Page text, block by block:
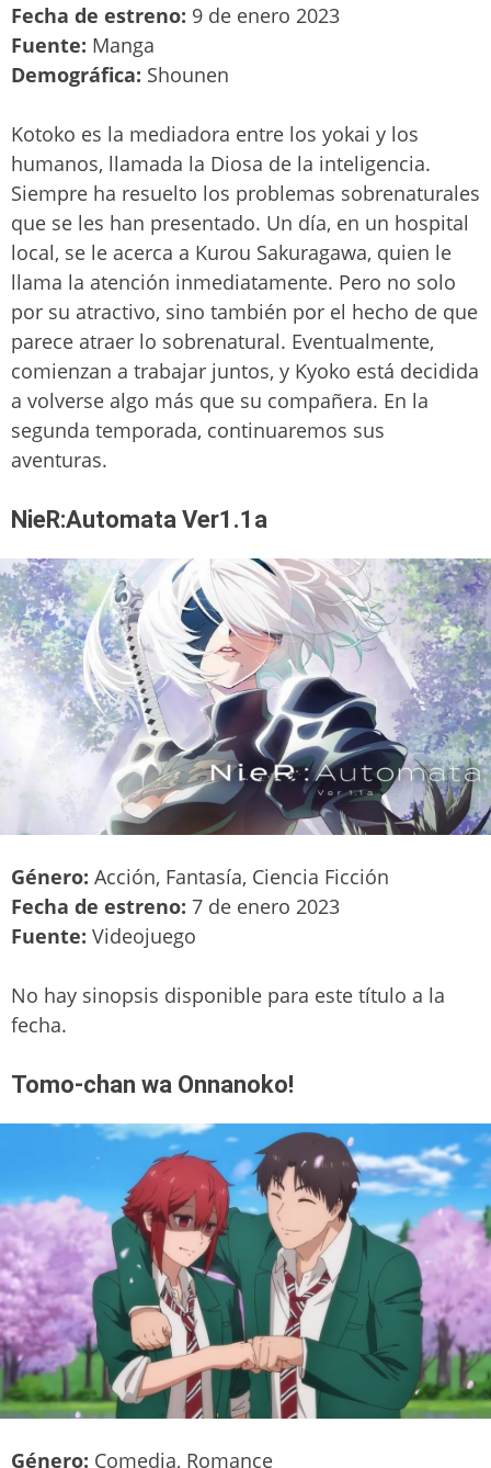
Fecha de estreno: 9 de enero 2023
Fuente: Manga
Demográfica: Shounen
Kotoko es la mediadora entre los yokai y los
humanos, llamada la Diosa de la inteligencia.
Siempre ha resuelto los problemas sobrenaturales
que se les han presentado. Un día, en un hospital
local, se le acerca a Kurou Sakuragawa, quien le
llama la atención inmediatamente. Pero no solo
por su atractivo, sino también por el hecho de que
parece atraer lo sobrenatural. Eventualmente,
comienzan a trabajar juntos, y Kyoko está decidida
a volverse algo más que su compañera. En la
segunda temporada, continuaremos sus
aventuras.
NieR:Automata Ver1.1a
Género: Acción, Fantasía, Ciencia Ficción
Fecha de estreno: 7 de enero 2023
Fuente: Videojuego
No hay sinopsis disponible para este título a la
fecha.
Tomo-chan wa Onnanoko!
Género: Comedia, Romance